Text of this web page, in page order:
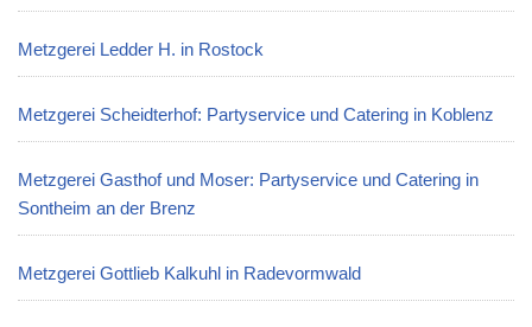
Metzgerei Ledder H. in Rostock
Metzgerei Scheidterhof: Partyservice und Catering in Koblenz
Metzgerei Gasthof und Moser: Partyservice und Catering in
Sontheim an der Brenz
Metzgerei Gottlieb Kalkuhl in Radevormwald